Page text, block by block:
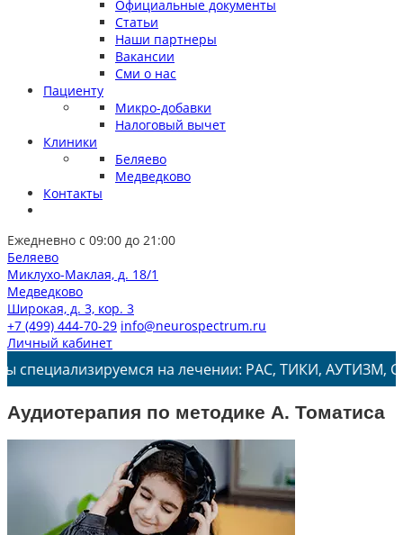
Официальные документы
Статьи
Наши партнеры
Вакансии
Сми о нас
Пациенту
Микро-добавки
Налоговый вычет
Клиники
Беляево
Медведково
Контакты
Ежедневно с 09:00 до 21:00
Беляево
Миклухо-Маклая, д. 18/1
Медведково
Широкая, д. 3, кор. 3
+7 (499) 444-70-29 info@neurospectrum.ru
Личный кабинет
на лечении: РАС, ТИКИ, АУТИЗМ, СДВГ, ЗПРР,
Аудиотерапия по методике А. Томатиса